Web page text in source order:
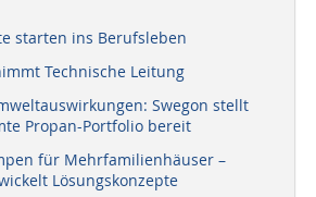
starten ins Berufsleben
Technische Leitung
Swegon stellt
Propan-Portfolio bereit
für Mehrfamilienhäuser –
Lösungskonzepte